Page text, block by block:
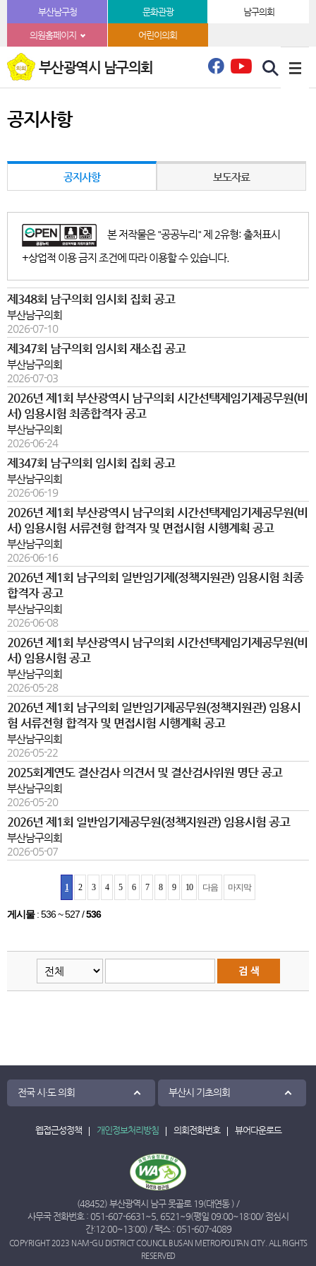
본문바로가기부산남구청 문화관광 남구의회
의원홈페이지 어린이의회
부산광역시 남구의회
공지사항
공지사항 보도자료
본 저작물은 "공공누리" 제 2유형: 출처표시
+상업적 이용 금지 조건에 따라 이용할 수 있습니다.
제348회 남구의회 임시회 집회 공고
부산남구의회
2026-07-10
제347회 남구의회 임시회 재소집 공고
부산남구의회
2026-07-03
2026년 제1회 부산광역시 남구의회 시간선택제임기제공무원(비
서) 임용시험 최종합격자 공고
부산남구의회
2026-06-24
제347회 남구의회 임시회 집회 공고
부산남구의회
2026-06-19
2026년 제1회 부산광역시 남구의회 시간선택제임기제공무원(비
서) 임용시험 서류전형 합격자 및 면접시험 시행계획 공고
부산남구의회
2026-06-16
2026년 제1회 남구의회 일반임기제(정책지원관) 임용시험 최종
합격자 공고
부산남구의회
2026-06-08
2026년 제1회 부산광역시 남구의회 시간선택제임기제공무원(비
서) 임용시험 공고
부산남구의회
2026-05-28
2026년 제1회 남구의회 일반임기제공무원(정책지원관) 임용시
험 서류전형 합격자 및 면접시험 시행계획 공고
부산남구의회
2026-05-22
2025회계연도 결산검사 의견서 및 결산검사위원 명단 공고
부산남구의회
2026-05-20
2026년 제1회 일반임기제공무원(정책지원관) 임용시험 공고
부산남구의회
2026-05-07
1 2 3 4 5 6 7 8 9 10 다음 마지막
게시물: 536 ~ 527 /536
전국 시·도 의회 부산시 기초의회
웹접근성정책 개인정보처리방침 의회전화번호 뷰어다운로드
(48452) 부산광역시 남구 못골로 19(대연동 ) /
사무국 전화번호 : 051-607-6631 ~5 6521 ~9(평일 09:00~18:00/ 점심시
간:12:00~13:00) / 팩스 : 051-607-4089
COPYRIGHT 2023 NAM-GU DISTRICT COUNCIL BUSAN METROPOLITAN CITY. ALL RIGHTS
RESERVED